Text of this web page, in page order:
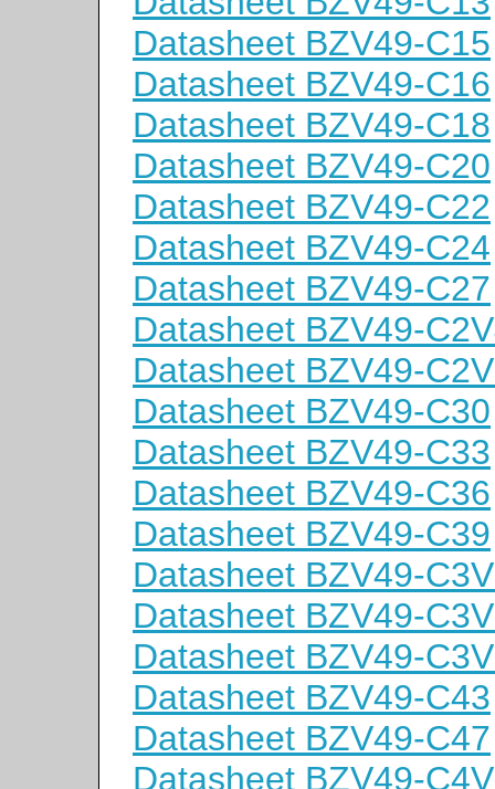
Datasheet BZV49-C15
Datasheet BZV49-C16
Datasheet BZV49-C18
Datasheet BZV49-C20
Datasheet BZV49-C22
Datasheet BZV49-C24
Datasheet BZV49-C27
Datasheet BZV49-
Datasheet BZV49-
Datasheet BZV49-C30
Datasheet BZV49-C33
Datasheet BZV49-C36
Datasheet BZV49-C39
Datasheet BZV49-
Datasheet BZV49-
Datasheet BZV49-
Datasheet BZV49-C43
Datasheet BZV49-C47
Datasheet BZV49-